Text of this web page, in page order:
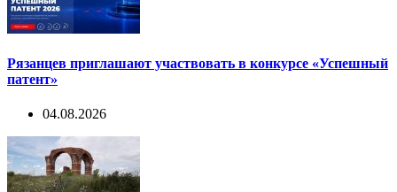
Рязанцев приглашают участвовать в конкурсе «Успешный
патент»
04.08.2026